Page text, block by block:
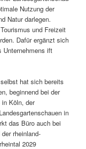
Nutzung der
Natur darlegen.
und Freizeit
Dafür ergänzt sich
Unternehmens ift
hat sich bereits
beginnend bei der
in Köln, der
in
das Büro auch bei
rheinland-
2029